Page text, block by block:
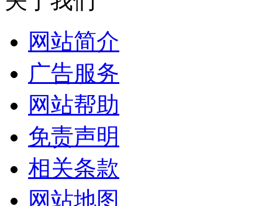
网站简介
广告服务
网站帮助
免责声明
相关条款
网站地图